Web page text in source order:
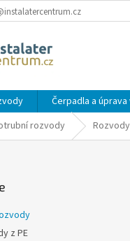
Čerpadla a
rozvody
z PE